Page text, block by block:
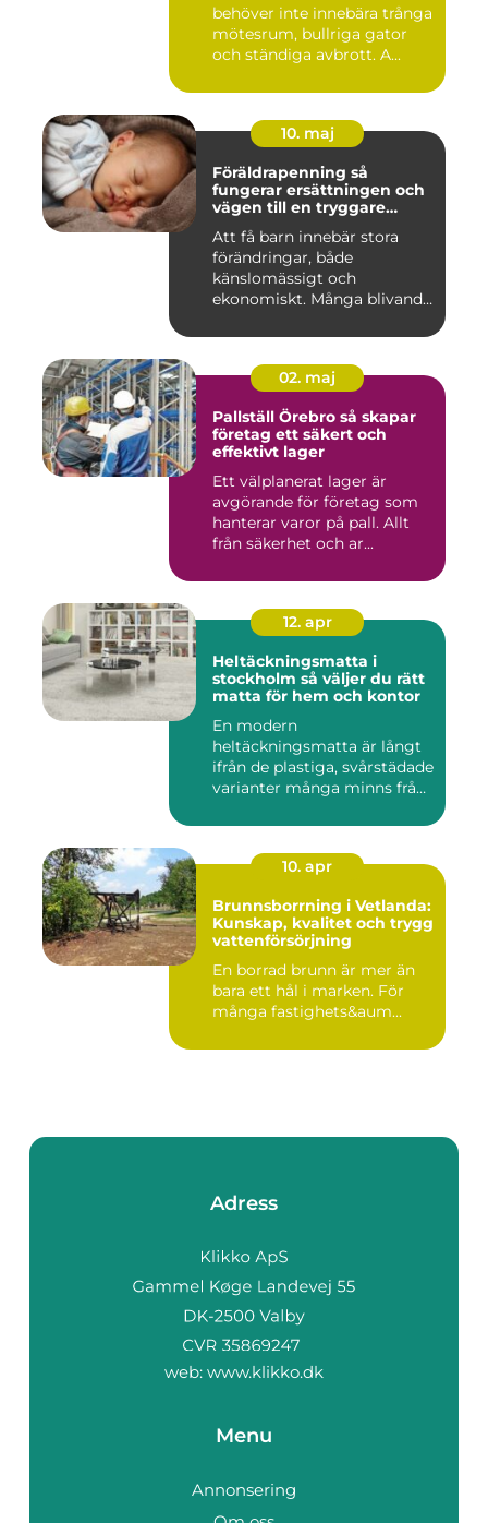
behöver inte innebära trånga
mötesrum, bullriga gator
och ständiga avbrott. A...
10. maj
Föräldrapenning så
fungerar ersättningen och
vägen till en tryggare
Att få barn innebär stora
förändringar, både
känslomässigt och
ekonomiskt. Många blivande
02. maj
Pallställ Örebro så skapar
företag ett säkert och
effektivt lager
Ett välplanerat lager är
avgörande för företag som
hanterar varor på pall. Allt
från säkerhet och ar...
12. apr
Heltäckningsmatta i
stockholm så väljer du rätt
matta för hem och kontor
En modern
heltäckningsmatta är långt
ifrån de plastiga, svårstädade
varianter många minns från
10. apr
Brunnsborrning i Vetlanda:
Kunskap, kvalitet och trygg
vattenförsörjning
En borrad brunn är mer än
bara ett hål i marken. För
många fastighets&aum...
Adress
web: www.klikko.dk
Menu
Annonsering